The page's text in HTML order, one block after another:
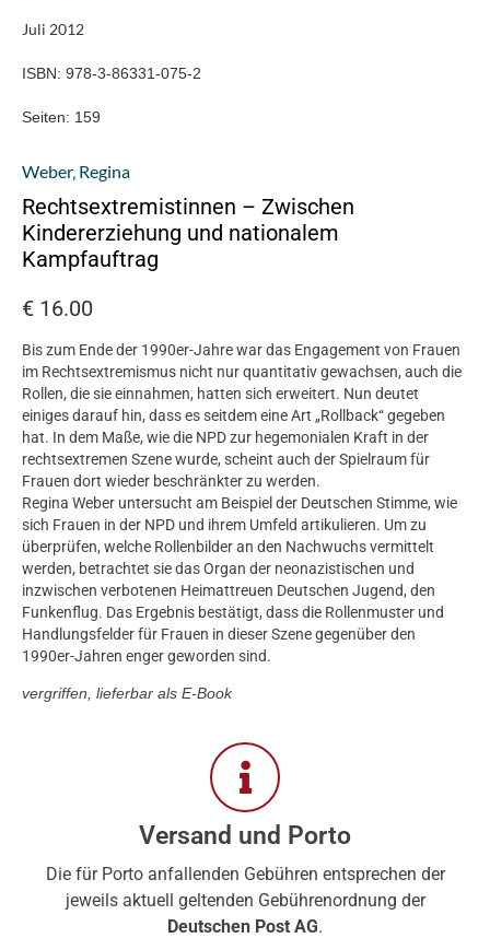
Juli 2012
ISBN: 978-3-86331-075-2
Seiten: 159
Weber‚ Regina
Rechtsextremistinnen – Zwischen
Kindererziehung und nationalem
Kampfauftrag
€ 16.00
Bis zum Ende der 1990er-Jahre war das Engagement von Frauen
im Rechtsextremismus nicht nur quantitativ gewachsen, auch die
Rollen, die sie einnahmen, hatten sich erweitert. Nun deutet
einiges darauf hin, dass es seitdem eine Art „Rollback“ gegeben
hat. In dem Maße, wie die NPD zur hegemonialen Kraft in der
rechtsextremen Szene wurde, scheint auch der Spielraum für
Frauen dort wieder beschränkter zu werden.
Regina Weber untersucht am Beispiel der Deutschen Stimme, wie
sich Frauen in der NPD und ihrem Umfeld artikulieren. Um zu
überprüfen, welche Rollenbilder an den Nachwuchs vermittelt
werden, betrachtet sie das Organ der neonazistischen und
inzwischen verbotenen Heimattreuen Deutschen Jugend, den
Funkenflug. Das Ergebnis bestätigt, dass die Rollenmuster und
Handlungsfelder für Frauen in dieser Szene gegenüber den
1990er-Jahren enger geworden sind.
vergriffen, lieferbar als E-Book
Versand und Porto
Die für Porto anfallenden Gebühren entsprechen der
jeweils aktuell geltenden Gebührenordnung der
Deutschen Post AG.